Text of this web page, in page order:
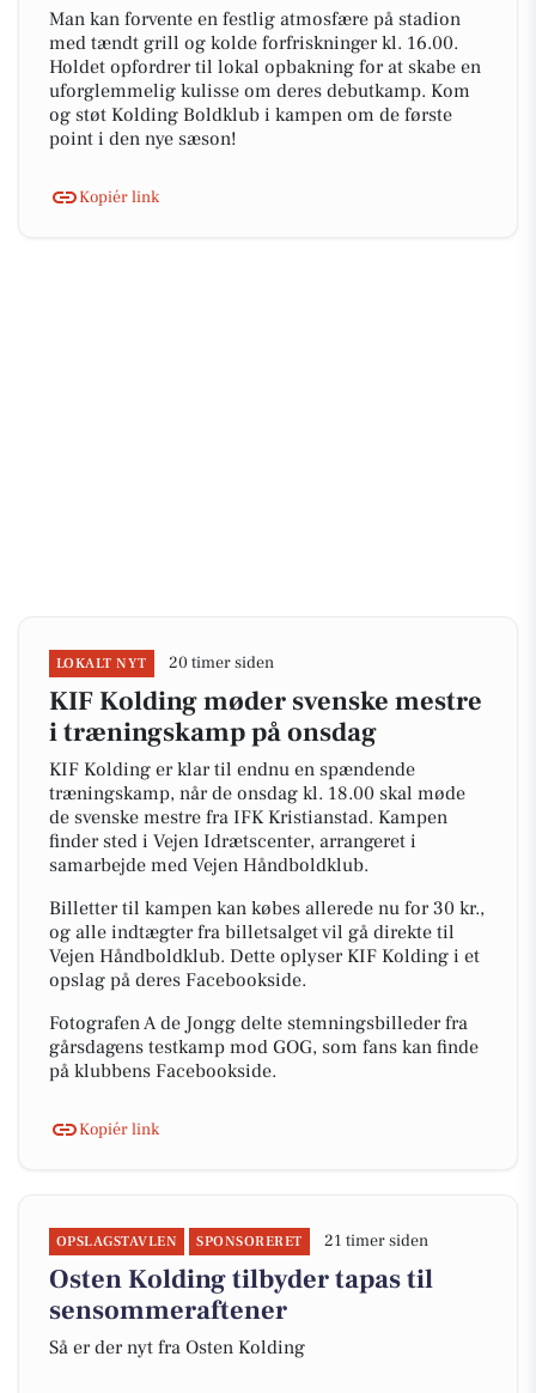
Man kan forvente en festlig atmosfære på stadion
med tændt grill og kolde forfriskninger kl. 16.00.
Holdet opfordrer til lokal opbakning for at skabe en
uforglemmelig kulisse om deres debutkamp. Kom
og støt Kolding Boldklub i kampen om de første
point i den nye sæson!
Kopiér link
LOKALT NYT 20 timer siden
KIF Kolding møder svenske mestre
i træningskamp på onsdag
KIF Kolding er klar til endnu en spændende
træningskamp, når de onsdag kl. 18.00 skal møde
de svenske mestre fra IFK Kristianstad. Kampen
finder sted i Vejen Idrætscenter, arrangeret i
samarbejde med Vejen Håndboldklub.
Billetter til kampen kan købes allerede nu for 30 kr.,
og alle indtægter fra billetsalget vil gå direkte til
Vejen Håndboldklub. Dette oplyser KIF Kolding i et
opslag på deres Facebookside.
Fotografen A de Jongg delte stemningsbilleder fra
gårsdagens testkamp mod GOG, som fans kan finde
på klubbens Facebookside.
Kopiér link
OPSLAGSTAVLEN SPONSORERET 21 timer siden
Osten Kolding tilbyder tapas til
sensommeraftener
Så er der nyt fra Osten Kolding